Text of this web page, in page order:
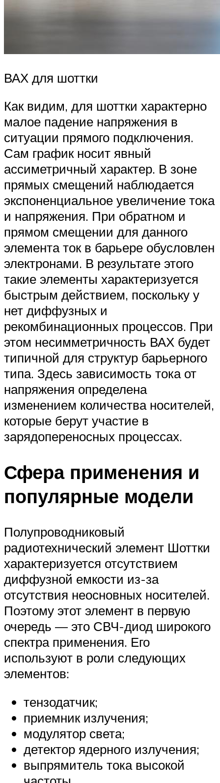
ВАХ для шоттки
Как видим, для шоттки характерно
малое падение напряжения в
ситуации прямого подключения.
Сам график носит явный
ассиметричный характер. В зоне
прямых смещений наблюдается
экспоненциальное увеличение тока
и напряжения. При обратном и
прямом смещении для данного
элемента ток в барьере обусловлен
электронами. В результате этого
такие элементы характеризуется
быстрым действием, поскольку у
нет диффузных и
рекомбинационных процессов. При
этом несимметричность ВАХ будет
типичной для структур барьерного
типа. Здесь зависимость тока от
напряжения определена
изменением количества носителей,
которые берут участие в
зарядопереносных процессах.
Сфера применения и
популярные модели
Полупроводниковый
радиотехнический элемент Шоттки
характеризуется отсутствием
диффузной емкости из-за
отсутствия неосновных носителей.
Поэтому этот элемент в первую
очередь — это СВЧ-диод широкого
спектра применения. Его
используют в роли следующих
элементов:
тензодатчик;
приемник излучения;
модулятор света;
детектор ядерного излучения;
выпрямитель тока высокой